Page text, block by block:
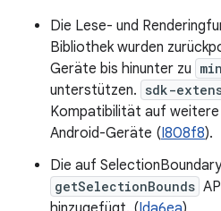
Die Lese- und
Bibliothek wurden
Geräte bis hinunter zu
unterstützen. sdk-
Kompatibilität auf weitere
Android-Geräte (I808f8).
Die auf
getSelectionBounds